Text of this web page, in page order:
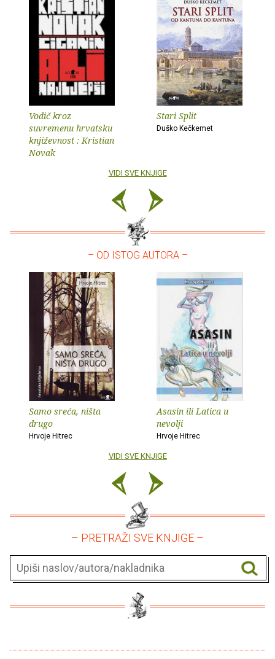
Vodič kroz
suvremenu hrvatsku
književnost : Kristian
Novak
Stari Split
Duško Kečkemet
VIDI SVE KNJIGE
– OD ISTOG AUTORA –
Samo sreća, ništa
drugo
Hrvoje Hitrec
Asasin ili Latica u
nevolji
Hrvoje Hitrec
VIDI SVE KNJIGE
– PRETRAŽI SVE KNJIGE –